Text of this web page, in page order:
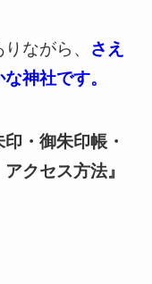
ながら、 さえ
神社です。
印・御朱印帳・
クセス方法』